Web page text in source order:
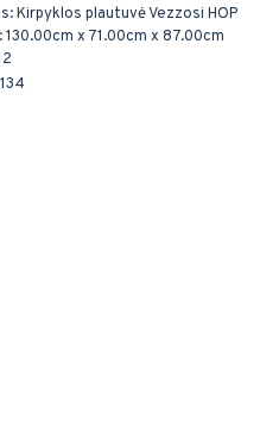
Kirpyklos plautuvė Vezzosi HOP
130.00cm x 71.00cm x 87.00cm